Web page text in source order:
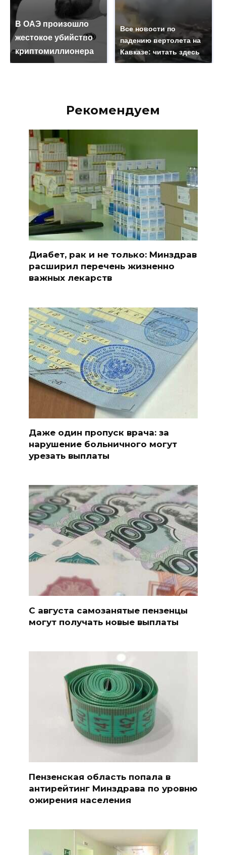
В ОАЭ произошло
жестокое убийство
криптомиллионера
Все новости по
падению вертолета на
Кавказе: читать здесь
Рекомендуем
Диабет, рак и не только: Минздрав
расширил перечень жизненно
важных лекарств
Даже один пропуск врача: за
нарушение больничного могут
урезать выплаты
С августа самозанятые пензенцы
могут получать новые выплаты
Пензенская область попала в
антирейтинг Минздрава по уровню
ожирения населения